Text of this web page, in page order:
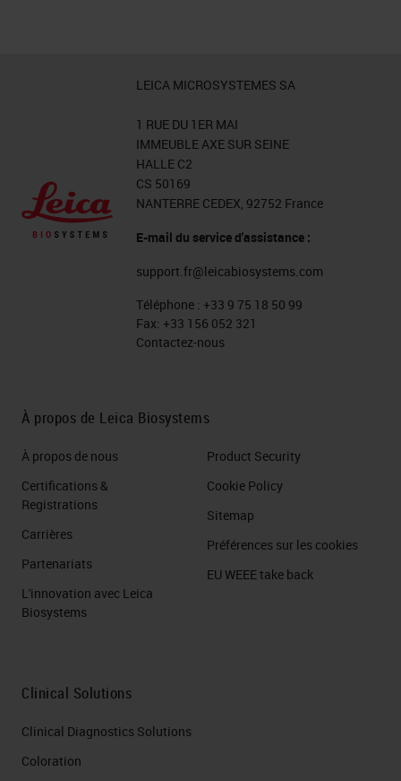
LEICA MICROSYSTEMES SA
1 RUE DU 1ER MAI
IMMEUBLE AXE SUR SEINE
HALLE C2
CS 50169
NANTERRE CEDEX, 92752 France
E-mail du service d'assistance :
support.fr@leicabiosystems.com
Téléphone : +33 9 75 18 50 99
Fax: +33 156 052 321
Contactez-nous
À propos de Leica Biosystems
À propos de nous
Certifications &
Registrations
Carrières
Partenariats
L'innovation avec Leica
Biosystems
Product Security
Cookie Policy
Sitemap
Préférences sur les cookies
EU WEEE take back
Clinical Solutions
Clinical Diagnostics Solutions
Coloration